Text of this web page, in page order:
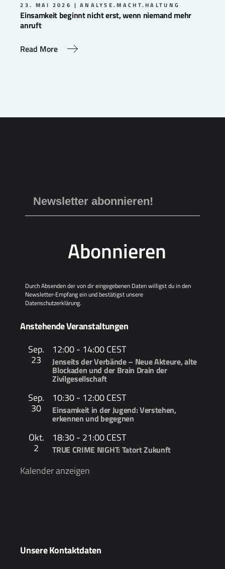
23. MAI 2026 ANALYSE.MACHT.HALTUNG
Einsamkeit beginnt nicht erst, wenn niemand mehr
anruft
Read More
Abonnieren
Durch Absenden der von dir eingegebenen Daten willigst du in den
Newsletter-Empfang ein und bestätigst unsere
Datenschutzerklärung.
Unsere Kontaktdaten
Anstehende Veranstaltungen
Sep.
23
12:00- 14:00CEST
Jenseits der Verbände – Neue Akteure, alte
Blockaden und der Brain Drain der
Zivilgesellschaft
Sep.
30
10:30- 12:00CEST
Einsamkeit in der Jugend: Verstehen,
erkennen und begegnen
Okt.
2
18:30- 21:00CEST
TRUE CRIME NIGHT: Tatort Zukunft
Kalender anzeigen